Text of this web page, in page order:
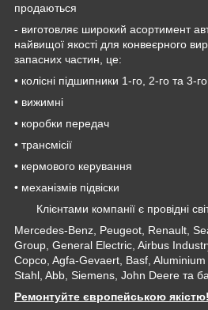
продаються
- виготовляє широкий асортимент
найвищої якості для конвеєрного
запасних частин, це:
• колісні підшипники 1-го, 2-го та 3-
• вижимні
• коробки передач
• трансмісії
• кермового керування
• механізмів підвіски
Клієнтами компанії є провідні
Mercedes-Benz, Peugeot, Renault,
Group, General Electric, Airbus
Copco, Agfa-Gevaert, Basf,
Stahl, Abb, Siemens, John Deere та
Ремонтуйте європейською якістю!